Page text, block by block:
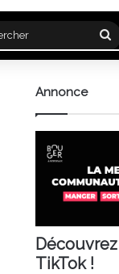
Annonce
TikTok !